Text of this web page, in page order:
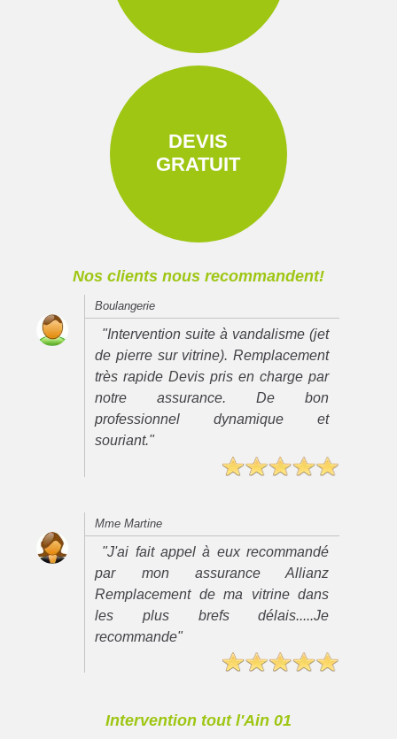
DEVIS
GRATUIT
Nos clients nous recommandent!
Boulangerie
"Intervention suite à vandalisme (jet
de pierre sur vitrine). Remplacement
très rapide Devis pris en charge par
notre assurance. De bon
professionnel dynamique et
souriant."
Mme Martine
"J'ai fait appel à eux recommandé
par mon assurance Allianz
Remplacement de ma vitrine dans
les plus brefs délais.....Je
recommande"
Intervention tout l'Ain 01